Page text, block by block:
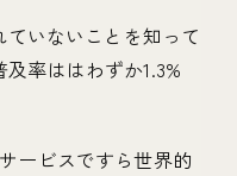
いないことを知って
率ははわずか1.3%
ービスですら世界的